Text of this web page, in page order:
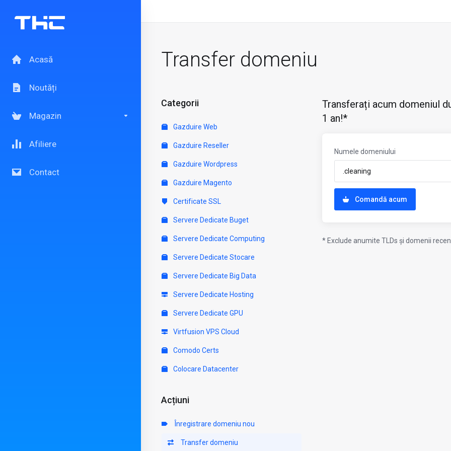
Acasă
Noutăți
Magazin
Afiliere
Contact
Transfer domeniu
Categorii
Gazduire Web
Gazduire Reseller
Gazduire Wordpress
Gazduire Magento
Certificate SSL
Servere Dedicate Buget
Servere Dedicate Computing
Servere Dedicate Stocare
Servere Dedicate Big Data
Servere Dedicate Hosting
Servere Dedicate GPU
Virtfusion VPS Cloud
Comodo Certs
Colocare Datacenter
Acțiuni
Înregistrare domeniu nou
Transfer domeniu
Transferați acum domeniul
1 an!*
Numele domeniului
Comandă acum
* Exclude anumite TLDs și domenii